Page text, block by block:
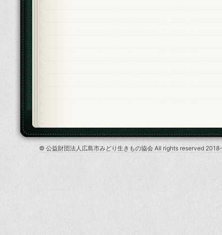
© 公益財団法人広島市みどり生きもの協会 All rights reserved 2018-